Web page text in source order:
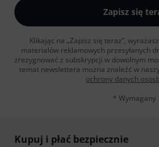
Zapisz się
Klikając na „Zapisz się teraz”,
materialów reklamowych przesyłanych
zrezygnować z subskrypcji w dowolnym
temat newslettera można znaleźć w
ochrony danych
* Wymagany
Kupuj i płać bezpiecznie